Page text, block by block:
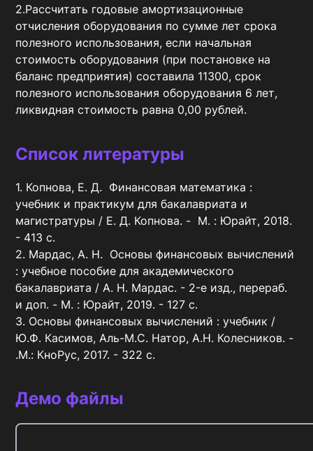
2.Рассчитать годовые амортизационные
отчисления оборудования по сумме лет срока
полезного использования, если начальная
стоимость оборудования (при постановке на
баланс предприятия) составила 11300, срок
полезного использования оборудования 6 лет,
ликвидная стоимость равна 0,00 рублей.
Список литературы
1. Копнова, Е. Д.  Финансовая математика :
учебник и практикум для бакалавриата и
магистратуры / Е. Д. Копнова. -  М. : Юрайт, 2018.
- 413 с.
2. Мардас, А. Н.  Основы финансовых вычислений
: учебное пособие для академического
бакалавриата / А. Н. Мардас. - 2-е изд., перераб.
и доп. - М. : Юрайт, 2019. - 127 с.
3. Основы финансовых вычислений : учебник /
Ю.Ф. Касимов, Аль-М.С. Натор, А.Н. Колесников. -
.М.: КноРус, 2017. - 322 с.
Демо файлы